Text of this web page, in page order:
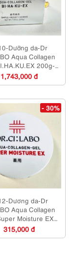
Dưỡng da-Dr
Aqua Collagen
200g-
sử dụng/fullbox
1,743,000 đ
- 30%
Dương da-Dr
Aqua Collagen
Moisture EX
2x10g-Chưa sử
dụng/fullbox
315,000 đ